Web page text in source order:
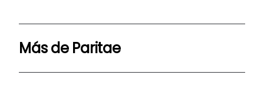
Más deParitae